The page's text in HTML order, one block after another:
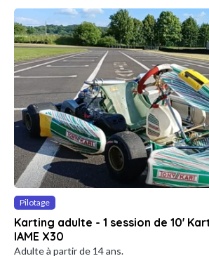
Pilotage
Karting adulte - 1 session de 10'
IAME X30
Adulte à partir de 14 ans.